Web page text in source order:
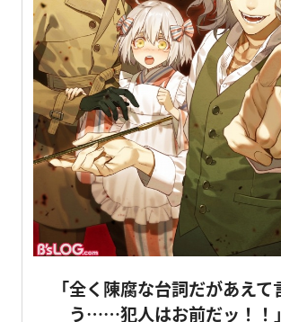
「全く陳腐な台詞だがあえて
う……犯人はお前だッ！！」